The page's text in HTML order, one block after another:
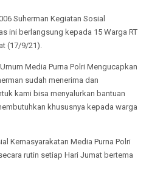
Suherman Kegiatan Sosial
ini berlangsung kepada 15 Warga RT
(17/9/21).
Media Purna Polri Mengucapkan
sudah menerima dan
kami bisa menyalurkan bantuan
khususnya kepada warga
Kemasyarakatan Media Purna Polri
rutin setiap Hari Jumat bertema